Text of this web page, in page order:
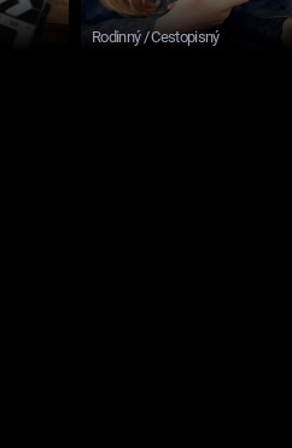
Rodinný / Cestopisný